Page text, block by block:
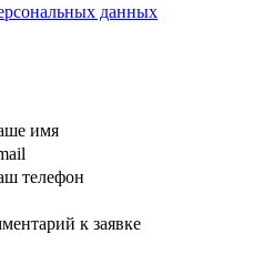
данных
имя
телефон
к заявке